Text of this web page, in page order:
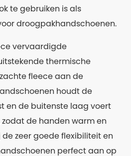
te gebruiken is als
droogpakhandschoenen.
vervaardigde
thermische
fleece aan de
houdt de
en de buitenste laag voert
de handen warm en
zeer goede flexibiliteit en
perfect aan op